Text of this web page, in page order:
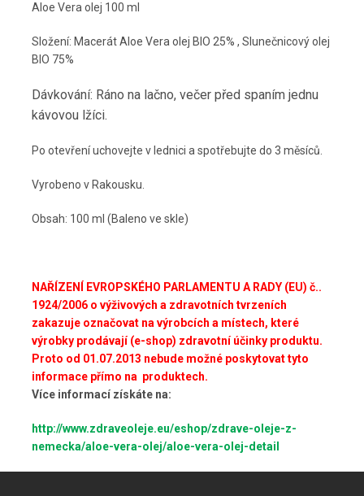
Aloe Vera olej 100 ml
Složení: Macerát Aloe Vera olej BIO 25% , Slunečnicový olej
BIO 75%
Dávkování: Ráno na lačno, večer před spaním jednu
kávovou lžíci.
Po otevření uchovejte v lednici a spotřebujte do 3 měsíců.
Vyrobeno v Rakousku.
Obsah: 100 ml (Baleno ve skle)
NAŘÍZENÍ EVROPSKÉHO PARLAMENTU A RADY (EU) č..
1924/2006 o výživových a zdravotních tvrzeních
zakazuje označovat na výrobcích a místech, které
výrobky prodávají (e-shop) zdravotní účinky produktu.
Proto od 01.07.2013 nebude možné poskytovat tyto
informace přímo na produktech.
Více informací získáte na:
http://www.zdraveoleje.eu/eshop/zdrave-oleje-z-
nemecka/aloe-vera-olej/aloe-vera-olej-detail